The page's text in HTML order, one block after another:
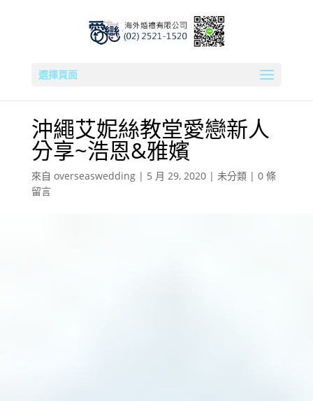
選擇頁面
沖繩艾妮絲教堂愛戀新人
分享~浩恩&雅嬪
來自 overseaswedding| 5 月 29, 2020| 未分類| 0 條
留言